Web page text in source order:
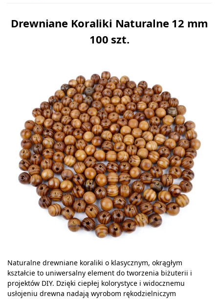
Drewniane Koraliki Naturalne 12 mm
100 szt.
Naturalne drewniane koraliki o klasycznym, okrągłym
kształcie to uniwersalny element do tworzenia biżuterii i
projektów DIY. Dzięki ciepłej kolorystyce i widocznemu
usłojeniu drewna nadają wyrobom rękodzielniczym